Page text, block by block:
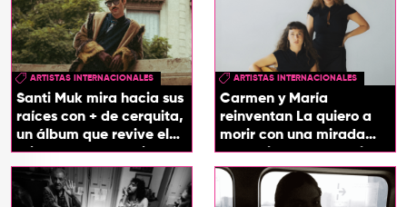
ARTISTAS INTERNACIONALES
Santi Muk mira hacia sus
raíces con + de cerquita,
un álbum que revive el
origen de sus canciones
ARTISTAS INTERNACIONALES
Carmen y María
reinventan La quiero a
morir con una mirada
entre el flamenco y el
soul